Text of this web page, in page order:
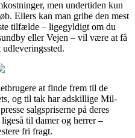
men undertiden kun
Ellers kan man gribe den mest
tilfælde – ligegyldigt om du
eller Vejen – vil være at få
at finde frem til de
og til tak har adskillige Mil-
salgspriserne på deres
til damer og herrer –
fri fragt.